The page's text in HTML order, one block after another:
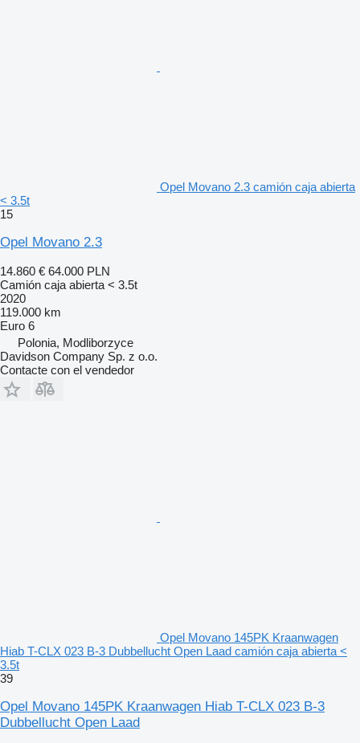
Opel Movano 2.3 camión caja abierta
< 3.5t
15
Opel Movano 2.3
14.860 € 64.000 PLN
Camión caja abierta < 3.5t
2020
119.000 km
Euro 6
Polonia, Modliborzyce
Davidson Company Sp. z o.o.
Contacte con el vendedor
Opel Movano 145PK Kraanwagen
Hiab T-CLX 023 B-3 Dubbellucht Open Laad camión caja abierta <
3.5t
39
Opel Movano 145PK Kraanwagen Hiab T-CLX 023 B-3
Dubbellucht Open Laad